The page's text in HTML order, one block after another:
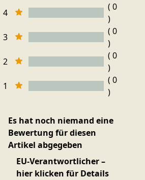
4
( 0
)
3
( 0
)
2
( 0
)
1
( 0
)
Es hat noch niemand eine
Bewertung für diesen
Artikel abgegeben
EU-Verantwortlicher –
hier klicken für Details